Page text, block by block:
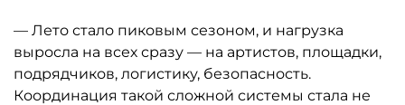
— Лето стало пиковым сезоном, и нагрузка
выросла на всех сразу — на артистов, площадки,
подрядчиков, логистику, безопасность.
Координация такой сложной системы стала не